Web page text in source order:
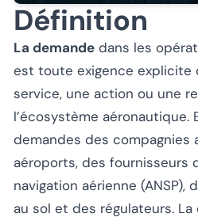
Définition
La demande dans les
est toute exigence explicite
service, une action ou une
l’écosystème aéronautique.
demandes des compagnies
aéroports, des fournisseurs
navigation aérienne (ANSP),
au sol et des régulateurs.